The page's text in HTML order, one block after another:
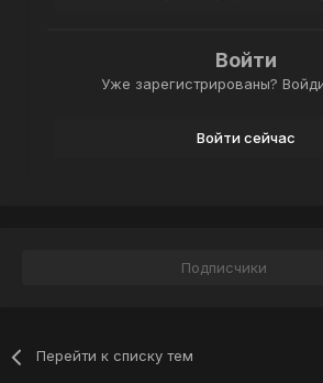
Войти
Уже зарегистрированы?
Войти сейчас
Подписчики
Перейти к списку тем